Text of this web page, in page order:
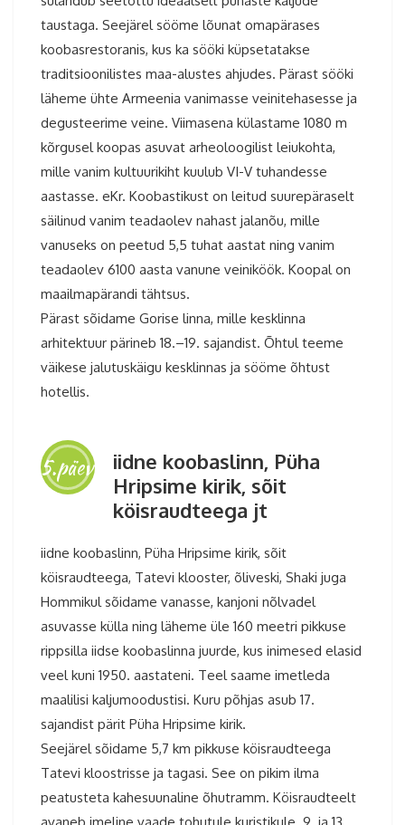
taustaga. Seejärel sööme lõunat omapärases
koobasrestoranis, kus ka sööki küpsetatakse
traditsioonilistes maa-alustes ahjudes. Pärast sööki
läheme ühte Armeenia vanimasse veinitehasesse ja
degusteerime veine. Viimasena külastame 1080 m
kõrgusel koopas asuvat arheoloogilist leiukohta,
mille vanim kultuurikiht kuulub VI-V tuhandesse
aastasse. eKr. Koobastikust on leitud suurepäraselt
säilinud vanim teadaolev nahast jalanõu, mille
vanuseks on peetud 5,5 tuhat aastat ning vanim
teadaolev 6100 aasta vanune veiniköök. Koopal on
maailmapärandi tähtsus.
Pärast sõidame Gorise linna, mille kesklinna
arhitektuur pärineb 18.–19. sajandist. Õhtul teeme
väikese jalutuskäigu kesklinnas ja sööme õhtust
hotellis.
5.päev
iidne koobaslinn, Püha
Hripsime kirik, sõit
köisraudteega jt
iidne koobaslinn, Püha Hripsime kirik, sõit
köisraudteega, Tatevi klooster, õliveski, Shaki juga
Hommikul sõidame vanasse, kanjoni nõlvadel
asuvasse külla ning läheme üle 160 meetri pikkuse
rippsilla iidse koobaslinna juurde, kus inimesed elasid
veel kuni 1950. aastateni. Teel saame imetleda
maalilisi kaljumoodustisi. Kuru põhjas asub 17.
sajandist pärit Püha Hripsime kirik.
Seejärel sõidame 5,7 km pikkuse köisraudteega
Tatevi kloostrisse ja tagasi. See on pikim ilma
peatusteta kahesuunaline õhutramm. Köisraudteelt
avaneb imeline vaade tohutule kuristikule. 9. ja 13.